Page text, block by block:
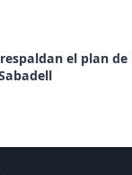
respaldan el plan